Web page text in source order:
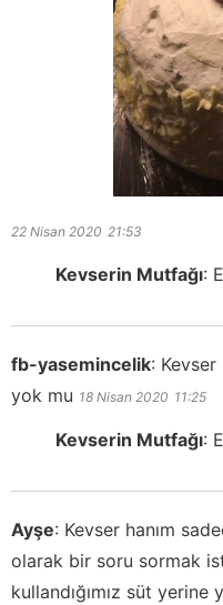
22 Nisan 2020 21:53
Kevserin Mutfağı:
fb-yasemincelik:
yok mu 18 Nisan 2020 11:25
Kevserin Mutfağı:
Ayşe: Kevser hanım
olarak bir soru sormak
kullandığımız süt yerine